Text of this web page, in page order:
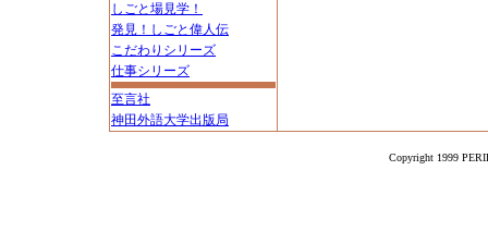
しごと場見学！
発見！しごと偉人伝
こだわりシリーズ
仕事シリーズ
至言社
神田外語大学出版局
Copyright 1999